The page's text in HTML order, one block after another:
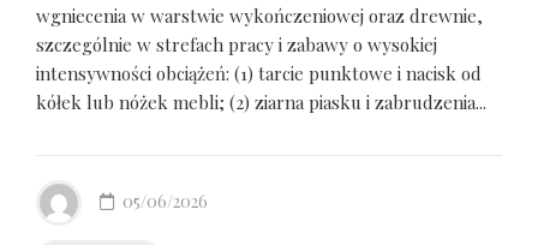
wgniecenia w warstwie wykończeniowej oraz drewnie,
szczególnie w strefach pracy i zabawy o wysokiej
intensywności obciążeń: (1) tarcie punktowe i nacisk od
kółek lub nóżek mebli; (2) ziarna piasku i zabrudzenia...
05/06/2026